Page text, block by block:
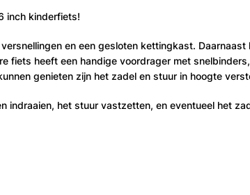
inch kinderfiets!
en een gesloten kettingkast.
fiets heeft een handige voordrager met
genieten zijn het zadel en stuur in hoogte
indraaien, het stuur vastzetten, en eventueel het